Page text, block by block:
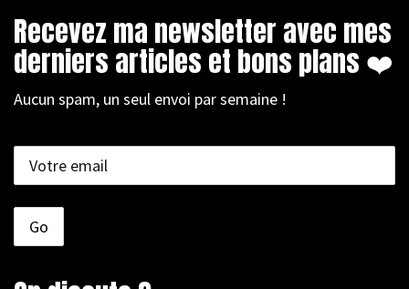
Recevez ma newsletter avec mes
derniers articles et bons plans ❤️
Aucun spam, un seul envoi par semaine !